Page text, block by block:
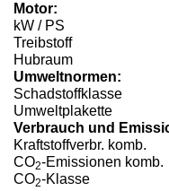
Motor:
kW / PS
Treibstoff
Hubraum
Umweltnormen:
Schadstoffklasse
Umweltplakette
Verbrauch und
Kraftstoffverbr. komb.
CO2-Emissionen komb.
CO2-Klasse